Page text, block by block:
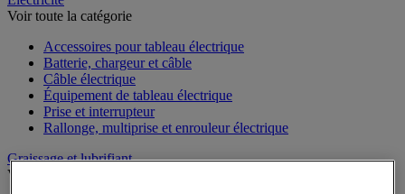
Voir toute la catégorie
Accessoires pour tableau électrique
Batterie, chargeur et câble
Câble électrique
Équipement de tableau électrique
Prise et interrupteur
Rallonge, multiprise et enrouleur électrique
Graissage et lubrifiant
Voir toute la catégorie